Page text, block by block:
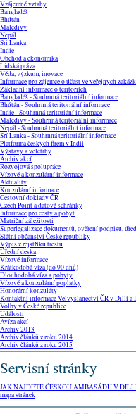
Vzájemné vztahy
Bangladéš
Bhútán
Maledivy
Nepál
Sri Lanka
Indie
Obchod a ekonomika
Lidská práva
Věda, výzkum, inovace
Informace pro zájemce o účast ve veřejných
Základní informace o teritoriích
Bangladéš - Souhrnná teritoriální informace
Bhútán - Souhrnná teritoriální informace
Indie - Souhrnná teritoriání informace
Maledivy - Souhrnná teritoriální informace
Nepál - Souhrnná teritoriální informace
Srí Lanka - Souhrnná teritoriální informace
Platforma českých firem v Indii
Výstavy a veletrhy
Archiv akcí
Rozvojová spolupráce
Vízové a konzulární informace
Aktuality
Konzulární informace
Cestovní doklady ČR
Czech Point a datové schránky
Informace pro cesty a pobyt
Matriční záležitosti
Superlegalizace dokumentů, ověření podpisu,
Státní občanství České republiky
Výpis z rejstříku trestů
Úřední deska
Vízové informace
Krátkodobá víza (do 90 dnů)
Dlouhodobá víza a pobyty
Vízové a konzulární poplatky
Honorární konzuláty
Kontaktní informace Velvyslanectví ČR v Dillí
Volby v České republice
Události
Avíza akcí
Archiv 2013
Archiv článků z roku 2014
Archiv článků z roku 2015
Servisní stránky
JAK NAJDETE ČESKOU AMBASÁDU V
mapa stránek